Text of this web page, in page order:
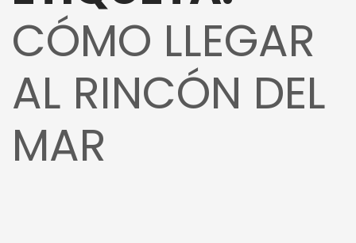
CÓMO LLEGAR
AL RINCÓN DEL
MAR